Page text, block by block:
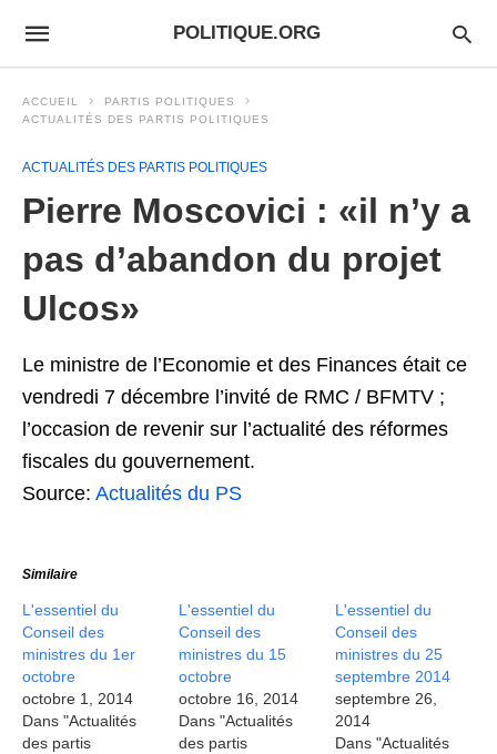
POLITIQUE.ORG
ACCUEIL
PARTIS POLITIQUES
ACTUALITÉS DES PARTIS POLITIQUES
ACTUALITÉS DES PARTIS POLITIQUES
Pierre Moscovici : «il n’y a
pas d’abandon du projet
Ulcos»
Le ministre de l’Economie et des Finances était ce
vendredi 7 décembre l’invité de RMC / BFMTV ;
l’occasion de revenir sur l’actualité des réformes
fiscales du gouvernement.
Source: Actualités du PS
Similaire
L'essentiel du
Conseil des
ministres du 1er
octobre
octobre 1, 2014
Dans "Actualités
des partis
L'essentiel du
Conseil des
ministres du 15
octobre
octobre 16, 2014
Dans "Actualités
des partis
L'essentiel du
Conseil des
ministres du 25
septembre 2014
septembre 26,
2014
Dans "Actualités